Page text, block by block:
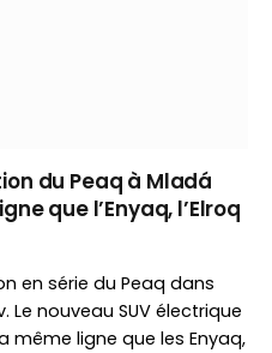
du Peaq à Mladá
que l’Enyaq, l’Elroq
en série du Peaq dans
Le nouveau SUV électrique
même ligne que les Enyaq,